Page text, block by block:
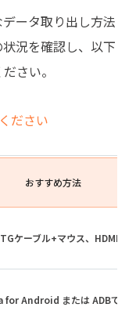
場合のデー
ータ取り出し方法
況を確認し、以下
さい。
ださい
おすすめ方法
ケーブル+マウス、HDMI/
for Android または ADBで抽